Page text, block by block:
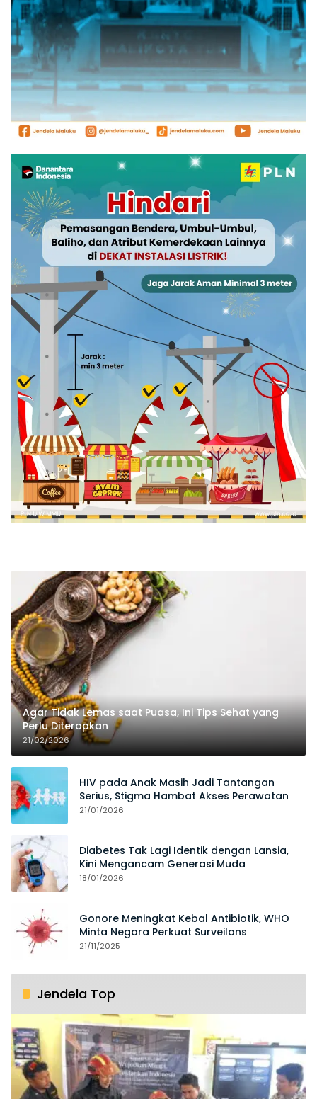
Agar Tidak Lemas saat Puasa, Ini Tips Sehat yang
Perlu Diterapkan
21/02/2026
HIV pada Anak Masih Jadi Tantangan
Serius, Stigma Hambat Akses Perawatan
21/01/2026
Diabetes Tak Lagi Identik dengan Lansia,
Kini Mengancam Generasi Muda
18/01/2026
Gonore Meningkat Kebal Antibiotik, WHO
Minta Negara Perkuat Surveilans
21/11/2025
Jendela Top